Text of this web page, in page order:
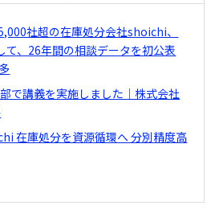
社超の在庫処分会社shoichi、
て、26年間の相談データを初公表
で講義を実施しました｜株式会社
在庫処分を資源循環へ 分別精度高